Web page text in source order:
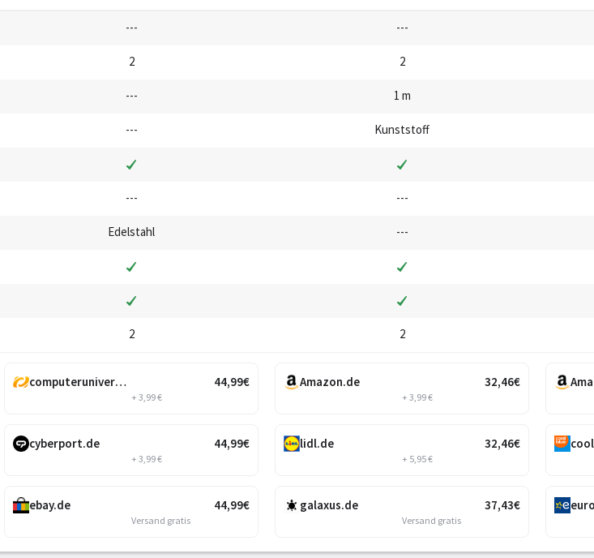
--- ---
2 2
--- 1 m
--- Kunststoff
--- ---
Edelstahl ---
2 2
44,99€
computeruniverse.net
+ 3,99 €
44,99€
cyberport.de
+ 3,99 €
44,99€
ebay.de
Versand gratis
32,46€
Amazon.de
+ 3,99 €
32,46€
lidl.de
+ 5,95 €
37,43€
galaxus.de
Versand gratis